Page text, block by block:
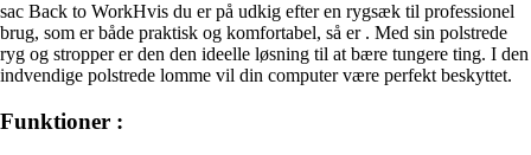
sac Back to WorkHvis du er på udkig efter en rygsæk til professionel
brug, som er både praktisk og komfortabel, så er . Med sin polstrede
ryg og stropper er den den ideelle løsning til at bære tungere ting. I den
indvendige polstrede lomme vil din computer være perfekt beskyttet.
Funktioner :